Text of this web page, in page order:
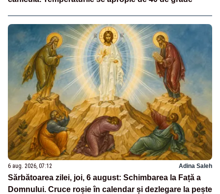
6 aug. 2026, 07:12 Adina Saleh
Sărbătoarea zilei, joi, 6 august: Schimbarea la Față a
Domnului. Cruce roșie în calendar și dezlegare la pește